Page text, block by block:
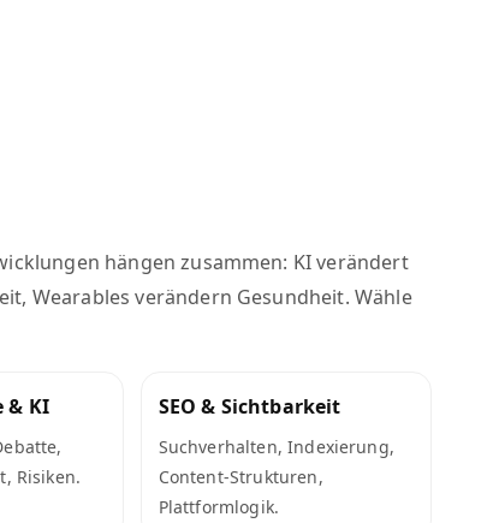
hängen zusammen: KI verändert
Wearables verändern Gesundheit. Wähle
& KI
Risiken.
SEO & Sichtbarkeit
Suchverhalten, Indexierung,
Content-Strukturen,
Plattformlogik.